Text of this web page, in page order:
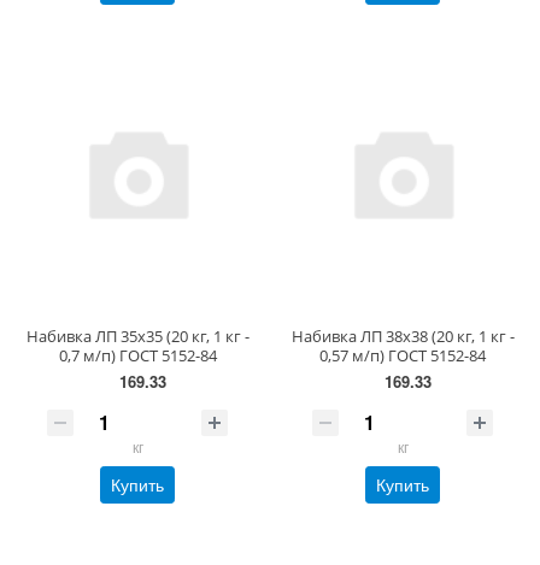
Набивка ЛП 35х35 (20 кг, 1 кг -
0,7 м/п) ГОСТ 5152-84
169.33
кг
Купить
Набивка ЛП 38х38 (20 кг, 1 кг -
0,57 м/п) ГОСТ 5152-84
169.33
кг
Купить